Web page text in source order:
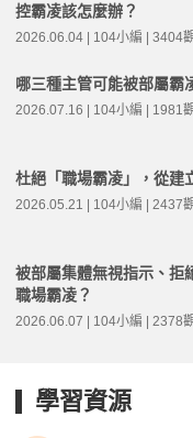
控霸凌該怎麼辦？
2026.06.04 | 104小編 | 3404
哪三種主管可能被部屬霸
2026.07.16 | 104小編 | 1981
杜絕「職場霸凌」，從建
2026.05.21 | 104小編 | 2437
被部屬集體無視指示、
職場霸凌？
2026.06.07 | 104小編 | 2378
學習資源